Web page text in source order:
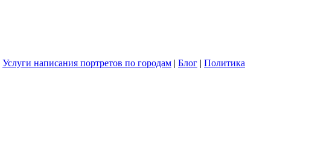
Услуги написания портретов по городам | Блог | Политика